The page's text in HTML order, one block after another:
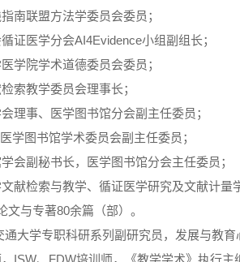
南联盟方法学委员会委员；
证医学分会AI4Evidence小组副组长；
学院学术道德委员会委员；
索教学委员会理事长；
理事、医学图书馆分会副主任委员；
学图书馆学术委员会副主任委员；
学会副秘书长，医学图书馆分会主任委员；
献检索与教学、循证医学研究及文献计量
文与专著80余篇（部）。
通大学专职科研系列副研究员，发展与教